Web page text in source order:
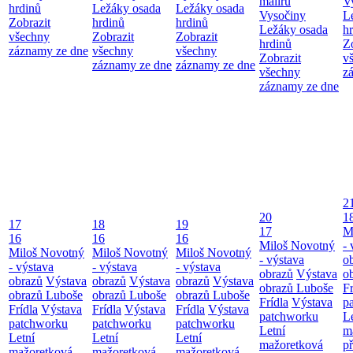
hrdinů
Zobrazit
všechny
záznamy ze dne
Ležáky osada
hrdinů
Zobrazit
všechny
záznamy ze dne
Ležáky osada
hrdinů
Zobrazit
všechny
záznamy ze dne
Vysočiny
Ležáky osada
hrdinů
Zobrazit
všechny
záznamy ze dne
17
16
Miloš Novotný
- výstava
obrazů Výstava
obrazů Luboše
Frídla Výstava
patchworku
Letní
18
16
Miloš Novotný
- výstava
obrazů Výstava
obrazů Luboše
Frídla Výstava
patchworku
Letní
19
16
Miloš Novotný
- výstava
obrazů Výstava
obrazů Luboše
Frídla Výstava
patchworku
Letní
20
17
Miloš Novotný
- výstava
obrazů Výstava
obrazů Luboše
Frídla Výstava
patchworku
Letní
mažoretková
-